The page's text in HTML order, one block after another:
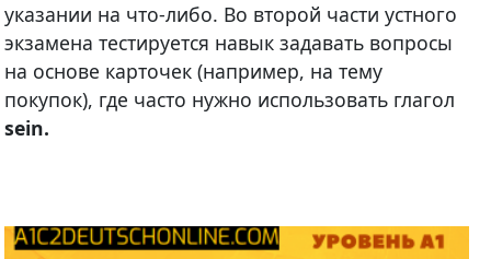
указании на что-либо. Во второй части устного
экзамена тестируется навык задавать вопросы
на основе карточек (например, на тему
покупок), где часто нужно использовать глагол
sein.